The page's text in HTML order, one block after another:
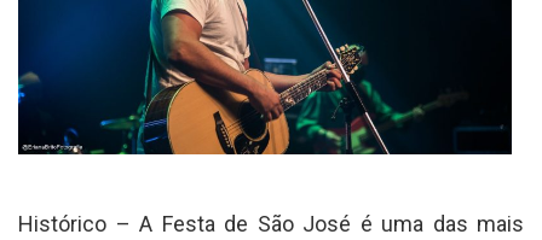
Histórico – A Festa de São José é uma das mais